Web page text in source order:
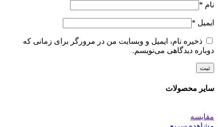
نام *
ایمیل *
ذخیره نام، ایمیل و وبسایت من در مرورگر برای زمانی که
دوباره دیدگاهی می‌نویسم.
سایر محصولات
مقایسه